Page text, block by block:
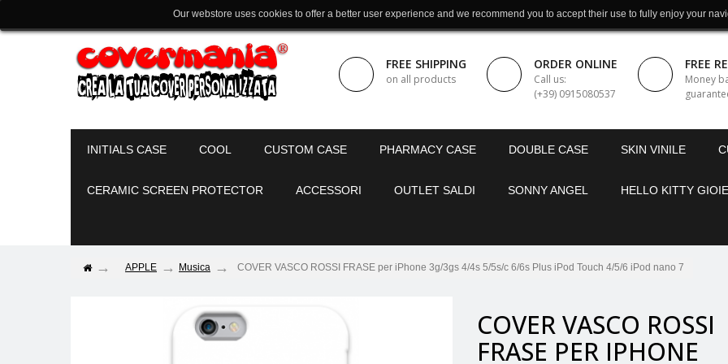
FREE SHIPPING
on all products
ORDER ONLINE
Call us:
(+39) 0915080537
FREE
Money
INITIALS CASE COOL CUSTOM CASE PHARMACY CASE DOUBLE CASE SKIN VINILE
CERAMIC SCREEN PROTECTOR ACCESSORI OUTLET SALDI SONNY ANGEL HELLO KITTY
Our webstore uses cookies to offer a better user experience and we recommend you to accept their use to fully enjoy your
APPLE Musica COVER VASCO ROSSI FRASE per iPhone 3g/3gs 4/4s 5/5s/c 6/6s Plus iPod Touch 4/5/6 iPod nano 7
COVER VASCO ROSSI
FRASE PER IPHONE